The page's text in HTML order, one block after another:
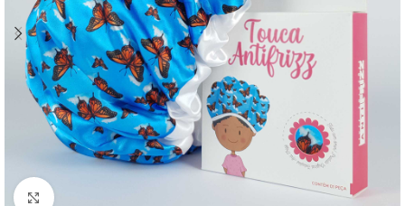
Click to enlarge